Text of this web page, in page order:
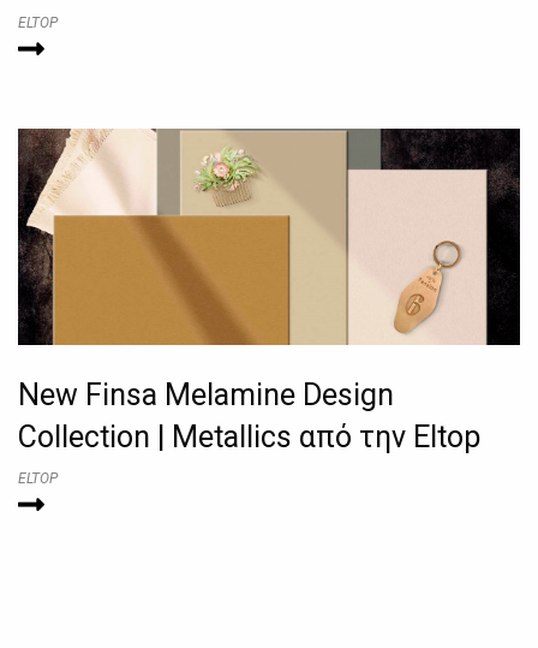
ELTOP
New Finsa Melamine Design
Collection | Metallics από την Eltop
ELTOP